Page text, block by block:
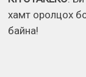
хамт оролцох
байна!